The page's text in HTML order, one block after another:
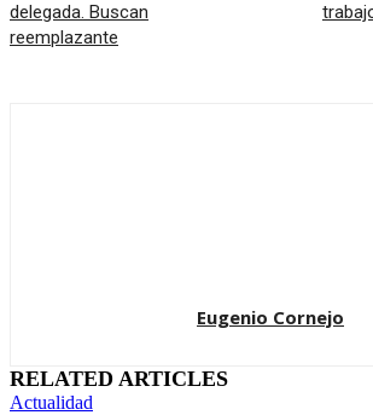
delegada. Buscan
reemplazante
Eugenio Cornejo
RELATED ARTICLES
Actualidad